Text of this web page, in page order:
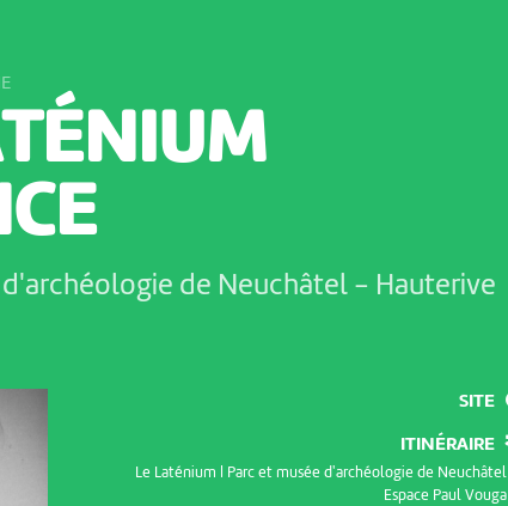
de Neuchâtel - Hauterive
SITE
ITINÉRAIRE
Le Laténium | Parc et musée d'archéologie de Neuchâtel
Espace Paul Vouga